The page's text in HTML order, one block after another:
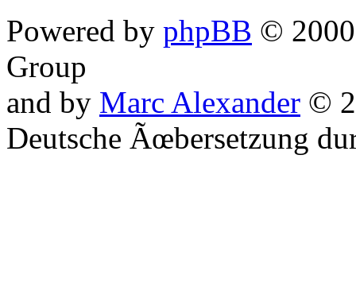
Powered by phpBB ©
Group
and by Marc Alexander ©
Deutsche Ãœbersetzung